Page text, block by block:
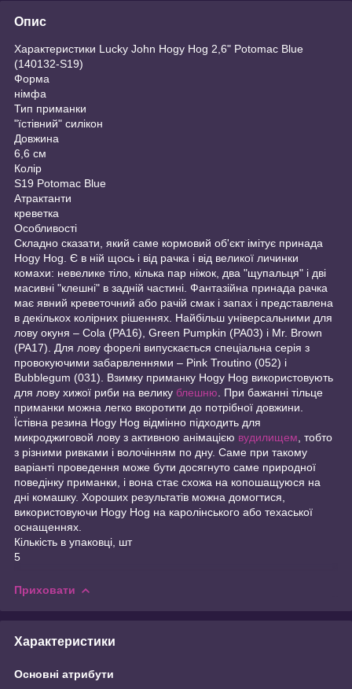
Опис
Характеристики Lucky John Hogy Hog 2,6" Potomac Blue
(140132-S19)
Форма
німфа
Тип приманки
"їстівний" силікон
Довжина
6,6 см
Колір
S19 Potomac Blue
Атрактанти
креветка
Особливості
Складно сказати, який саме кормовий об'єкт імітує принада
Hogy Hog. Є в ній щось і від рачка і від великої личинки
комахи: невелике тіло, кілька пар ніжок, два "щупальця" і дві
масивні "клешні" в задній частині. Фантазійна принада рачка
має явний креветочний або рачій смак і запах і представлена
в декількох колірних рішеннях. Найбільш універсальними для
лову окуня – Cola (PA16), Green Pumpkin (PA03) і Mr. Brown
(PA17). Для лову форелі випускається спеціальна серія з
провокуючими забарвленнями – Pink Troutino (052) і
Bubblegum (031). Взимку приманку Hogy Hog використовують
для лову хижої риби на велику блешню . При бажанні тільце
приманки можна легко вкоротити до потрібної довжини.
Їстівна резина Hogy Hog відмінно підходить для
микроджиговой лову з активною анімацією вудилищем , тобто
з різними ривками і волочінням по дну. Саме при такому
варіанті проведення може бути досягнуто саме природної
поведінку приманки, і вона стає схожа на копошащуюся на
дні комашку. Хороших результатів можна домогтися,
використовуючи Hogy Hog на каролінського або техаської
оснащеннях.
Кількість в упаковці, шт
5
Приховати
Характеристики
Основні атрибути